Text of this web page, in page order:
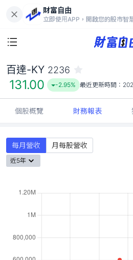
財富自由
立即使用APP，開啟您的股市智
131.00
-2.95%
百達-KY 2236
131.00 -2.95% 最近更新時間：
個股概覽 財務報表
每月營收 月每股營收
近5年